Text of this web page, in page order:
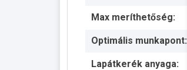
Max meríthetőség:
Optimális munkapont:
Lapátkerék anyaga: